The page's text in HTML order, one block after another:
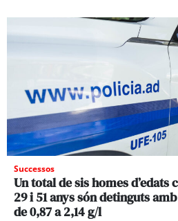
Successos
Un total de sis homes d’edats
29 i 51 anys són detinguts
de 0,87 a 2,14 g/l